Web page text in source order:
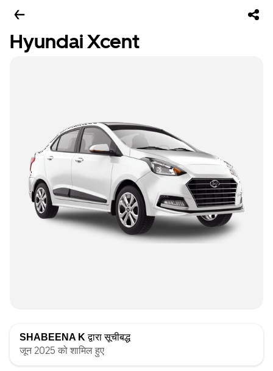
Hyundai Xcent
SHABEENA K द्वारा सूचीबद्ध
जून 2025 को शामिल हुए